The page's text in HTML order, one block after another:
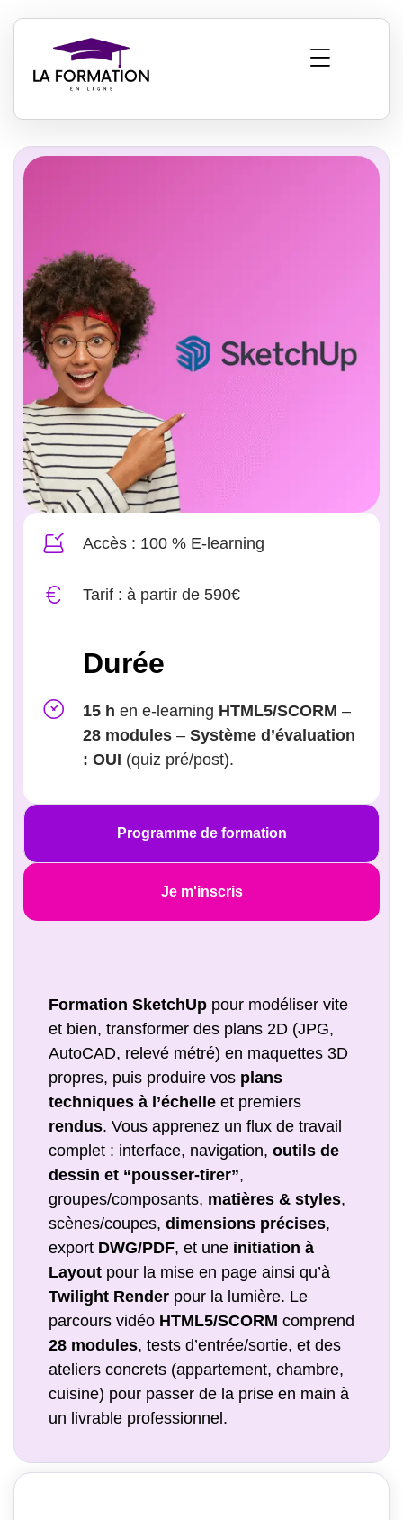
Accès : 100 % E-learning
Tarif : à partir de 590€
Durée
15 h en e-learning HTML5/SCORM –
28 modules –Système d’évaluation
: OUI (quiz pré/post).
Programme de formation
Je m'inscris
Formation SketchUppour modéliser vite
et bien, transformer des plans 2D (JPG,
AutoCAD, relevé métré) en maquettes 3D
propres, puis produire vos plans
techniques à l’échelleet premiers
rendus. Vous apprenez un flux de travail
complet : interface, navigation, outils de
dessin et “pousser-tirer”,
groupes/composants, matières & styles,
scènes/coupes, dimensions précises,
export DWG/PDF, et une initiation à
Layoutpour la mise en page ainsi qu’à
Twilight Renderpour la lumière. Le
parcours vidéo HTML5/SCORM comprend
28 modules, tests d’entrée/sortie, et des
ateliers concrets (appartement, chambre,
cuisine) pour passer de la prise en main à
un livrable professionnel.